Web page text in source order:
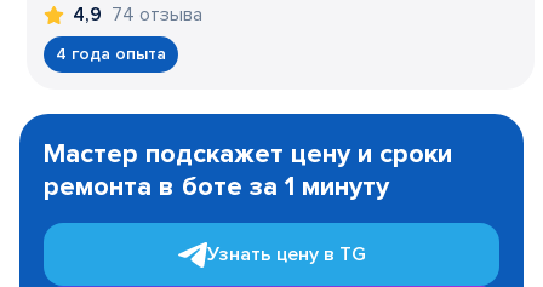
4,9 74 отзыва
4 года опыта
1
Мастер подскажет цену и сроки
ремонта в боте за 1 минуту
Узнать цену в TG